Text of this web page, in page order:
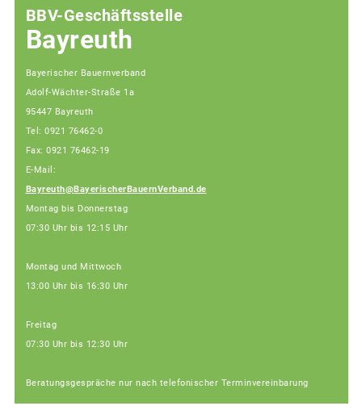
BBV-Geschäftsstelle
Bayreuth
Bayerischer Bauernverband
Adolf-Wächter-Straße 1a
95447 Bayreuth
Tel: 0921 76462-0
Fax: 0921 76462-19
E-Mail:
Bayreuth@BayerischerBauernVerband.de
Montag bis Donnerstag
07:30 Uhr bis 12:15 Uhr
Montag und Mittwoch
13:00 Uhr bis 16:30 Uhr
Freitag
07:30 Uhr bis 12:30 Uhr
Beratungsgespräche nur nach telefonischer Terminvereinbarung